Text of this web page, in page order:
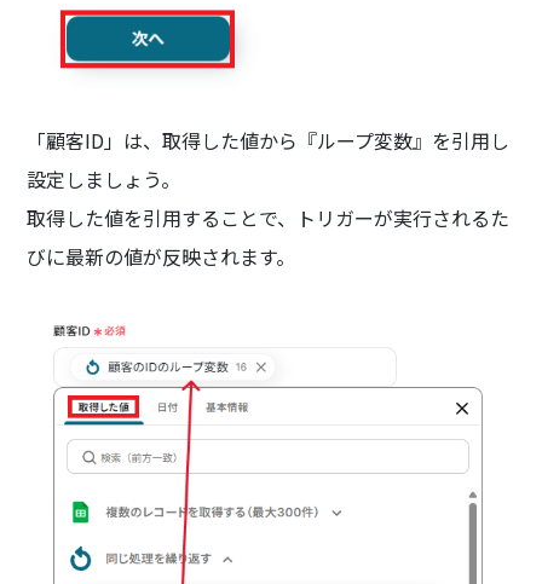
「顧客ID」は、取得した値から『ループ変数』を引用し
設定しましょう。
取得した値を引用することで、トリガーが実行されるた
びに最新の値が反映されます。